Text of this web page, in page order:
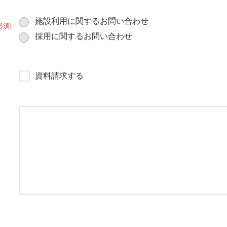
須]
施設利用に関するお問い合わせ
採用に関するお問い合わせ
資料請求する